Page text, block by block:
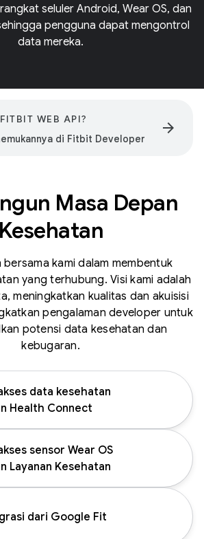
seluler Android, Wear OS, dan
pengguna dapat mengontrol
data mereka.
WEB API?
di Fitbit Developer
arrow_forward
Masa Depan
Kesehatan
kami dalam membentuk
yang terhubung. Visi kami adalah
meningkatkan kualitas dan akuisisi
pengalaman developer untuk
potensi data kesehatan dan
kebugaran.
data kesehatan
Health Connect
sensor Wear OS
Layanan Kesehatan
dari Google Fit